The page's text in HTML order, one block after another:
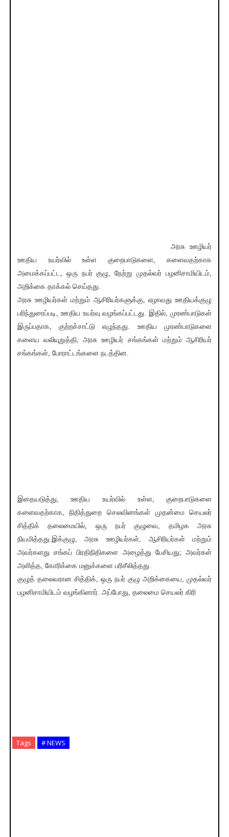
அரசு ஊழியர்
ஊதிய உயர்வில் உள்ள குறைபாடுகளை, களைவதற்காக
அமைக்கப்பட்ட, ஒரு நபர் குழு, நேற்று முதல்வர் பழனிசாமியிடம்,
அறிக்கை தாக்கல் செய்தது.
அரசு ஊழியர்கள் மற்றும் ஆசிரியர்களுக்கு, ஏழாவது ஊதியக்குழு
பரிந்துரைப்படி, ஊதிய உயர்வு வழங்கப்பட்டது. இதில், முரண்பாடுகள்
இருப்பதாக, குற்றச்சாட்டு எழுந்தது. ஊதிய முரண்பாடுகளை
களைய வலியுறுத்தி, அரசு ஊழியர் சங்கங்கள் மற்றும் ஆசிரியர்
சங்கங்கள், போராட்டங்களை நடத்தின.
இதையடுத்து, ஊதிய உயர்வில் உள்ள, குறைபாடுகளை
களைவதற்காக, நிதித்துறை செலவினங்கள் முதன்மை செயலர்
சித்திக் தலைமையில், ஒரு நபர் குழுவை, தமிழக அரசு
நியமித்தது.இக்குழு, அரசு ஊழியர்கள், ஆசிரியர்கள் மற்றும்
அவர்களது சங்கப் பிரதிநிதிகளை அழைத்து பேசியது; அவர்கள்
அளித்த, கோரிக்கை மனுக்களை பரிசீலித்தது.
குழுத் தலைவரான சித்திக், ஒரு நபர் குழு அறிக்கையை, முதல்வர்
பழனிசாமியிடம் வழங்கினார். அப்போது, தலைமை செயலர் கிரி
Tags # NEWS